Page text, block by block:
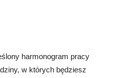
harmonogram pracy
w których będziesz